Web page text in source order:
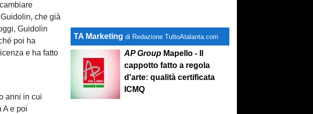
che già
Guidolin
poi ha
e ha fatto
anni in cui
A e poi
TA Marketing di Redazione TuttoAtalanta.com
AP Group Mapello - Il
cappotto fatto a regola
d'arte: qualità certificata
ICMQ